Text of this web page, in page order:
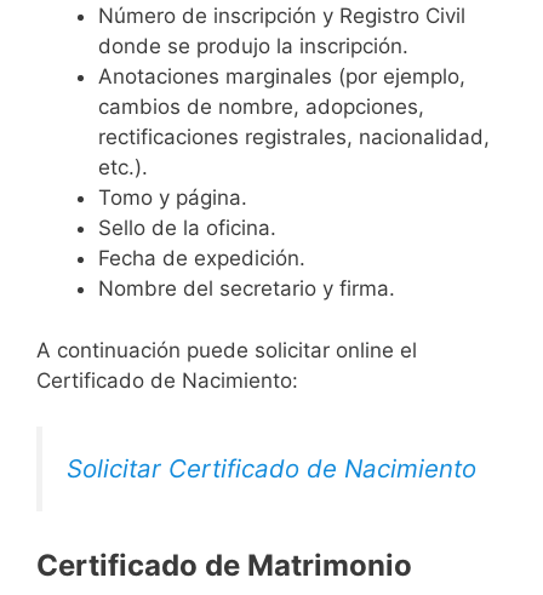
Número de inscripción y Registro Civil
donde se produjo la inscripción.
Anotaciones marginales (por ejemplo,
cambios de nombre, adopciones,
rectificaciones registrales, nacionalidad,
etc.).
Tomo y página.
Sello de la oficina.
Fecha de expedición.
Nombre del secretario y firma.
A continuación puede solicitar online el
Certificado de Nacimiento:
Solicitar Certificado de Nacimiento
Certificado de Matrimonio